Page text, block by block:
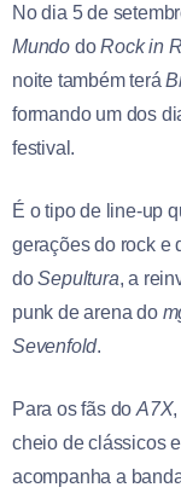
No dia 5 de
Mundo doRock in
noite também terá
formando um dos
festival.
É o tipo de line-up
gerações do rock e
doSepultura, a
punk de arena do
Sevenfold.
Para os fãs do A7X
cheio de clássicos
acompanha a